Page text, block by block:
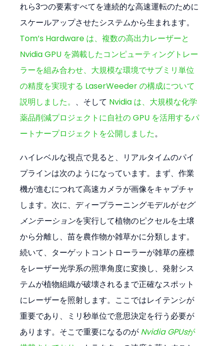
れら3つの要素すべてを連続的な高速運転のために
スケールアップさせたシステムから生まれます。
Tom’s Hardware は、複数の高出力レーザーと
Nvidia GPU を満載したコンピューティングトレー
ラーを組み合わせ、大規模な環境でサブミリ単位
の精度を実現する LaserWeeder の構成について
説明しました。 、そして Nvidia は、大規模な化学
薬品削減プロジェクトに自社の GPU を活用するパ
ートナープロジェクトを公開しました。
ハイレベルな視点で見ると、リアルタイムのパイ
プラインは次のようになっています。まず、作業
機が進むにつれて高速カメラが画像をキャプチャ
します。次に、ディープラーニングモデルがセグ
メンテーションを実行して植物のピクセルを土壌
から分離し、苗を農作物か雑草かに分類します。
続いて、ターゲットコントローラーが雑草の座標
をレーザー光学系の照準角度に変換し、発射シス
テムが植物組織が破壊されるまで正確なスポット
にレーザーを照射します。ここではレイテンシが
重要であり、ミリ秒単位で意思決定を行う必要が
あります。そこで重要になるのが Nvidia GPUsが